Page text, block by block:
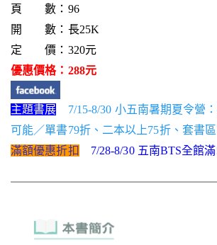
頁 數：96
開 數：長25K
定 價：320元
優惠價格：288元
主題書展
7/15-8/30 小五南暑期夏令營
可能／單書79折、二本以上75折、套書
滿額優惠折扣
7/28-8/30 五南BTS全館